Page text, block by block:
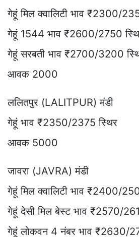
गेहूं मिल क्वालिटी भाव ₹2300/
गेहूं 1544 भाव ₹2600/2750
गेहूं सरबती भाव ₹2700/3200
आवक 2000
ललितपुर (LALITPUR) मंडी
गेहूं भाव ₹2350/2375 स्थिर
आवक 5000
जावरा (JAVRA) मंडी
गेहूं मिल क्वालिटी भाव ₹2400/
गेहूं देसी मिल बेस्ट भाव ₹2570/
गेहूं लोकवन 4 नंबर भाव ₹2630/